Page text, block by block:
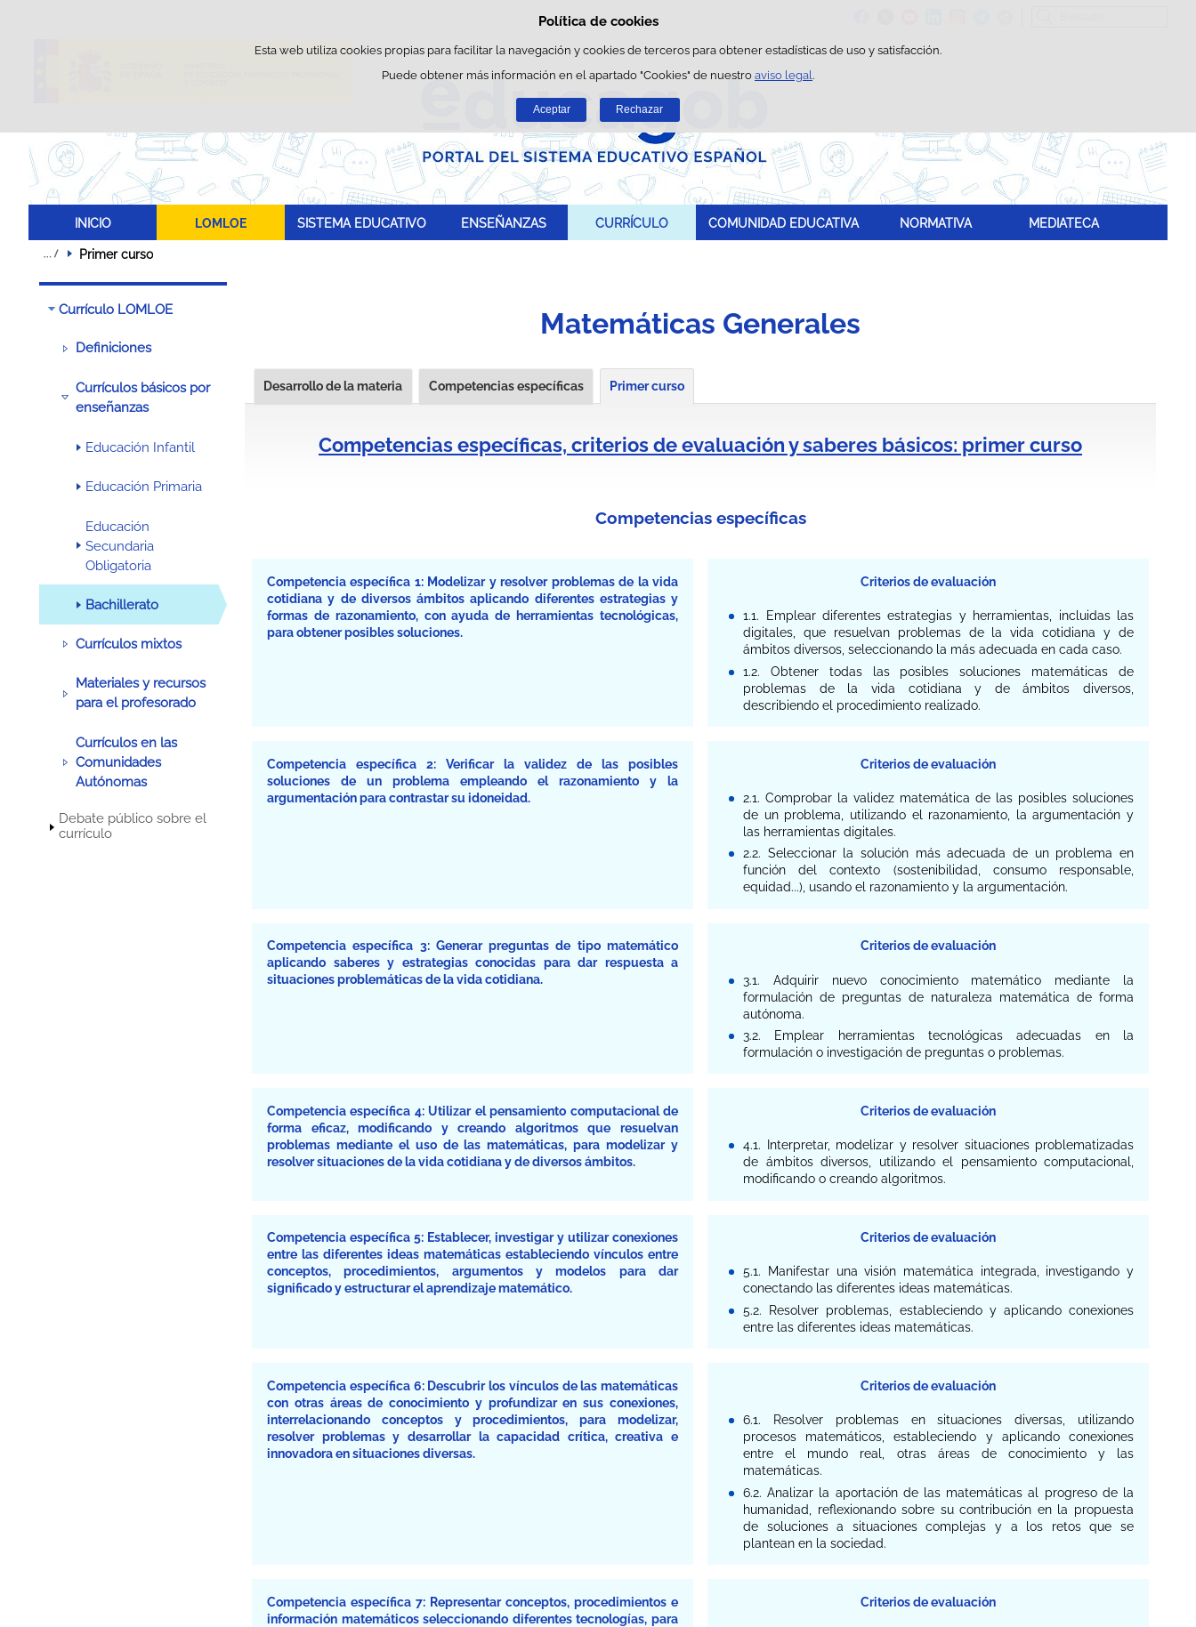
Política de cookies
Esta web utiliza cookies propias para facilitar la navegación y cookies de terceros para obtener estadísticas de uso y satisfacción.
Puede obtener más información en el apartado "Cookies" de nuestro aviso legal .
Aceptar Rechazar
Saltar al contenido
INICIO LOMLOE SISTEMA EDUCATIVO ENSEÑANZAS CURRÍCULO COMUNIDAD EDUCATIVA NORMATIVA MEDIATECA
Primer curso
Currículo LOMLOE
Definiciones
Currículos básicos por
enseñanzas
Educación Infantil
Educación Primaria
Educación
Secundaria
Obligatoria
Bachillerato
Currículos mixtos
Materiales y recursos
para el profesorado
Currículos en las
Comunidades
Autónomas
Debate público sobre el
currículo
Matemáticas Generales
Desarrollo de la materia Competencias específicas Primer curso
Competencias específicas, criterios de evaluación y saberes básicos: primer curso
Competencias específicas
Competencia específica 1: Modelizar y resolver problemas de la vida
cotidiana y de diversos ámbitos aplicando diferentes estrategias y
formas de razonamiento, con ayuda de herramientas tecnológicas,
para obtener posibles soluciones.
Criterios de evaluación
1.1. Emplear diferentes estrategias y herramientas, incluidas las
digitales, que resuelvan problemas de la vida cotidiana y de
ámbitos diversos, seleccionando la más adecuada en cada caso.
1.2. Obtener todas las posibles soluciones matemáticas de
problemas de la vida cotidiana y de ámbitos diversos,
describiendo el procedimiento realizado.
Competencia específica 2: Verificar la validez de las posibles
soluciones de un problema empleando el razonamiento y la
argumentación para contrastar su idoneidad.
Criterios de evaluación
2.1. Comprobar la validez matemática de las posibles soluciones
de un problema, utilizando el razonamiento, la argumentación y
las herramientas digitales.
2.2. Seleccionar la solución más adecuada de un problema en
función del contexto (sostenibilidad, consumo responsable,
equidad...), usando el razonamiento y la argumentación.
Competencia específica 3: Generar preguntas de tipo matemático
aplicando saberes y estrategias conocidas para dar respuesta a
situaciones problemáticas de la vida cotidiana.
Criterios de evaluación
3.1. Adquirir nuevo conocimiento matemático mediante la
formulación de preguntas de naturaleza matemática de forma
autónoma.
3.2. Emplear herramientas tecnológicas adecuadas en la
formulación o investigación de preguntas o problemas.
Competencia específica 4: Utilizar el pensamiento computacional de
forma eficaz, modificando y creando algoritmos que resuelvan
problemas mediante el uso de las matemáticas, para modelizar y
resolver situaciones de la vida cotidiana y de diversos ámbitos.
Criterios de evaluación
4.1. Interpretar, modelizar y resolver situaciones problematizadas
de ámbitos diversos, utilizando el pensamiento computacional,
modificando o creando algoritmos.
Competencia específica 5: Establecer, investigar y utilizar conexiones
entre las diferentes ideas matemáticas estableciendo vínculos entre
conceptos, procedimientos, argumentos y modelos para dar
significado y estructurar el aprendizaje matemático.
Criterios de evaluación
5.1. Manifestar una visión matemática integrada, investigando y
conectando las diferentes ideas matemáticas.
5.2. Resolver problemas, estableciendo y aplicando conexiones
entre las diferentes ideas matemáticas.
Competencia específica 6: Descubrir los vínculos de las matemáticas
con otras áreas de conocimiento y profundizar en sus conexiones,
interrelacionando conceptos y procedimientos, para modelizar,
resolver problemas y desarrollar la capacidad crítica, creativa e
innovadora en situaciones diversas.
Criterios de evaluación
6.1. Resolver problemas en situaciones diversas, utilizando
procesos matemáticos, estableciendo y aplicando conexiones
entre el mundo real, otras áreas de conocimiento y las
matemáticas.
6.2. Analizar la aportación de las matemáticas al progreso de la
humanidad, reflexionando sobre su contribución en la propuesta
de soluciones a situaciones complejas y a los retos que se
plantean en la sociedad.
Competencia específica 7: Representar conceptos, procedimientos e
información matemáticos seleccionando diferentes tecnologías, para
Criterios de evaluación